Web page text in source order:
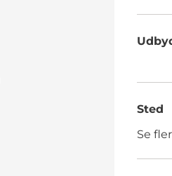
Sted
Se